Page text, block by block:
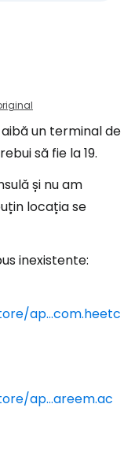
un terminal de
să fie la 19.
și nu am
locația se
inexistente:
ap...com.heetc
ap...areem.ac